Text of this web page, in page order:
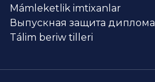
Mámleketlik imtixanlar
Выпускная защита диплома
Tálim beriw tilleri